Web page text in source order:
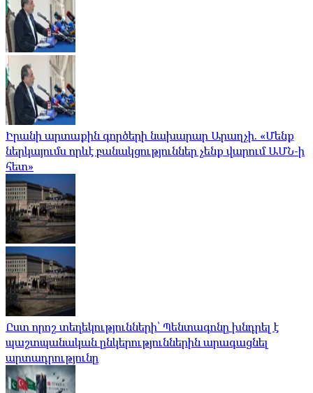
Իրանի արտաքին գործերի նախարար Արաղչի. «Մենք
ներկայումս որևէ բանակցություններ չենք վարում ԱՄՆ-ի
հետ»
Ըստ որոշ տեղեկությունների՝ Պենտագոնը խնդրել է
պաշտպանական ընկերություններին արագացնել
արտադրությունը